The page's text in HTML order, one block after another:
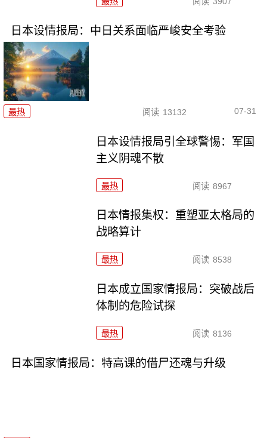
日本设情报局：中日关系面临严峻安全考验
最热 阅读 13132 07-31
日本设情报局引全球警惕：军国
主义阴魂不散
最热 阅读 8967
日本情报集权：重塑亚太格局的
战略算计
最热 阅读 8538
日本成立国家情报局：突破战后
体制的危险试探
最热 阅读 8136
日本国家情报局：特高课的借尸还魂与升级